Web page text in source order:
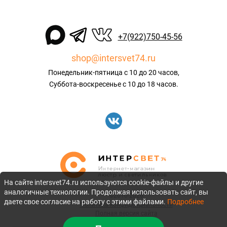
+7(922)750-45-56
shop@intersvet74.ru
Понедельник-пятница с 10 до 20 часов,
Суббота-воскресенье с 10 до 18 часов.
©2010-2026
Политика конфиденциальности
На сайте intersvet74.ru используются cookie-файлы и другие
аналогичные технологии. Продолжая использовать сайт, вы
даете свое согласие на работу с этими файлами. Подробнее